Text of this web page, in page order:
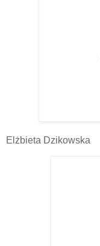
Elżbieta Dzikowska